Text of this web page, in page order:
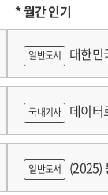
* 월간 인기
일반도서 대한민
국내기사 데이터
일반도서 (2025)